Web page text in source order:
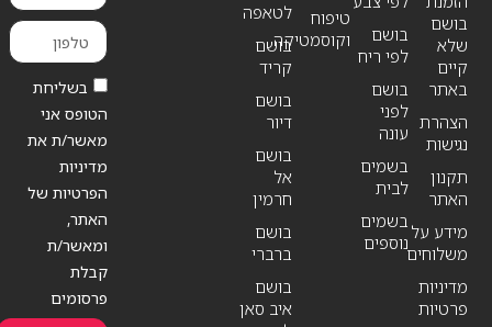
בושם
שלא
קיים
באתר
הצהרת
נגישות
תקנון
האתר
מידע על
משלוחים
מדיניות
פרטיות
טיפוח
וקוסמטיקה
בושם
לפי ריח
בושם
לפני
עונה
בשמים
לבית
בשמים
נוספים
לטאפה
בושם
קריד
בושם
דיור
בושם
אל
חרמין
בושם
ברברי
בושם
איב סאן
בשליחת
הטופס אני
מאשר/ת את
מדיניות
הפרטיות של
האתר,
ומאשר/ת
קבלת
פרסומים